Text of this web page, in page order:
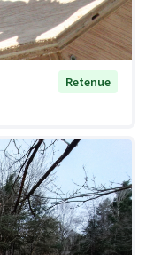
Retenue